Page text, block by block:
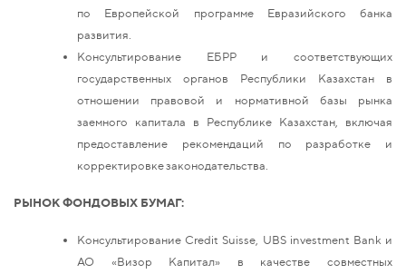
по Европейской программе Евразийского банка
развития.
Консультирование ЕБРР и соответствующих
государственных органов Республики Казахстан в
отношении правовой и нормативной базы рынка
заемного капитала в Республике Казахстан, включая
предоставление рекомендаций по разработке и
корректировке законодательства.
РЫНОК ФОНДОВЫХ БУМАГ:
Консультирование Credit Suisse, UBS investment Bank и
АО «Визор Капитал» в качестве совместных